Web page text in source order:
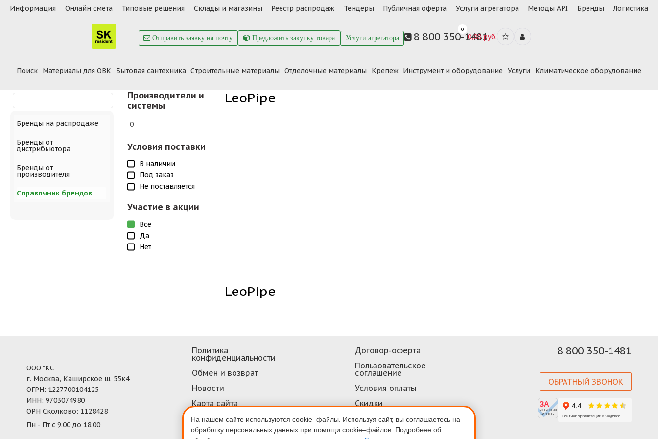
Информация Онлайн смета Типовые решения Склады и магазины Реестр распродаж Тендеры Публичная оферта Услуги агрегатора Методы API Бренды Логистика
Отправить заявку на почту Предложить закупку товара Услуги агрегатора 8 800 350-1481
0
0,00 руб.
Поиск Материалы для ОВК Бытовая сантехника Cтроительные материалы Отделочные материалы Крепеж Инструмент и оборудование Услуги Климатическое оборудование
Производители и
системы
0
Условия поставки
В наличии
Под заказ
Не поставляется
Участие в акции
Все
Да
Нет
LeoPipe
LeoPipe
Бренды на распродаже
Бренды от
дистрибьютора
Бренды от
производителя
Справочник брендов
ООО "КС"
г. Москва, Каширское ш. 55к4
ОГРН: 1227700104125
ИНН: 9703074980
ОРН Сколково: 1128428
Пн - Пт с 9.00 до 18.00
Политика
конфиденциальности
Обмен и возврат
Новости
Карта сайта
Договор-оферта
Пользовательское
соглашение
Условия оплаты
Скидки
8 800 350-1481
ОБРАТНЫЙ ЗВОНОК
ЗА
ЧЕСТНЫЙ
БИЗНЕС
На нашем сайте используются cookie–файлы. Используя сайт, вы соглашаетесь на
обработку персональных данных при помощи cookie–файлов. Подробнее об